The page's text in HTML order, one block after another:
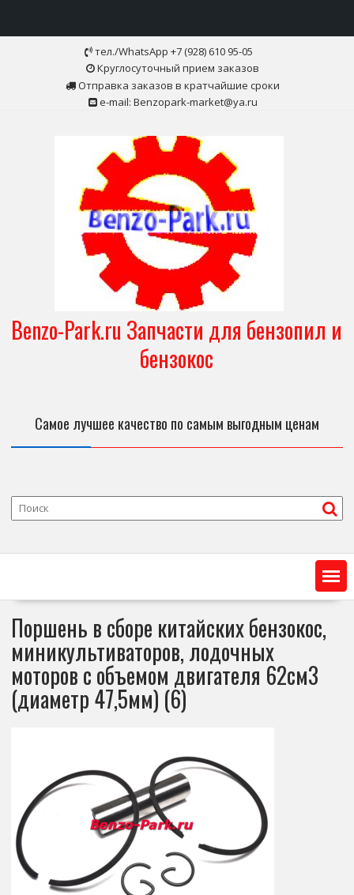
тел./WhatsApp +7 (928) 610 95-05
Круглосуточный прием заказов
Отправка заказов в кратчайшие сроки
e-mail: Benzopark-market@ya.ru
Benzo-Park.ru Запчасти для бензопил и
бензокос
Самое лучшее качество по самым выгодным ценам
Поршень в сборе китайских бензокос,
миникультиваторов, лодочных
моторов с объемом двигателя 62см3
(диаметр 47,5мм) (6)